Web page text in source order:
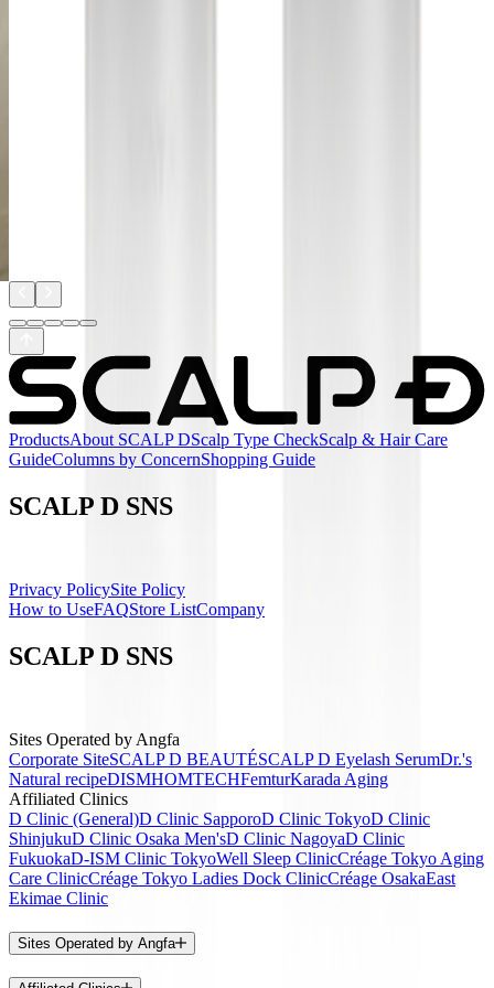
ProductsAbout SCALP DScalp Type CheckScalp & Hair Care
GuideColumns by ConcernShopping Guide
SCALP D SNS
Privacy PolicySite Policy
How to UseFAQStore ListCompany
SCALP D SNS
Sites Operated by Angfa
Corporate SiteSCALP D BEAUTÉSCALP D Eyelash SerumDr.'s
Natural recipeDISMHOMTECHFemturKarada Aging
Affiliated Clinics
D Clinic (General)D Clinic SapporoD Clinic TokyoD Clinic
ShinjukuD Clinic Osaka Men'sD Clinic NagoyaD Clinic
FukuokaD-ISM Clinic TokyoWell Sleep ClinicCréage Tokyo Aging
Care ClinicCréage Tokyo Ladies Dock ClinicCréage OsakaEast
Ekimae Clinic
Sites Operated by Angfa